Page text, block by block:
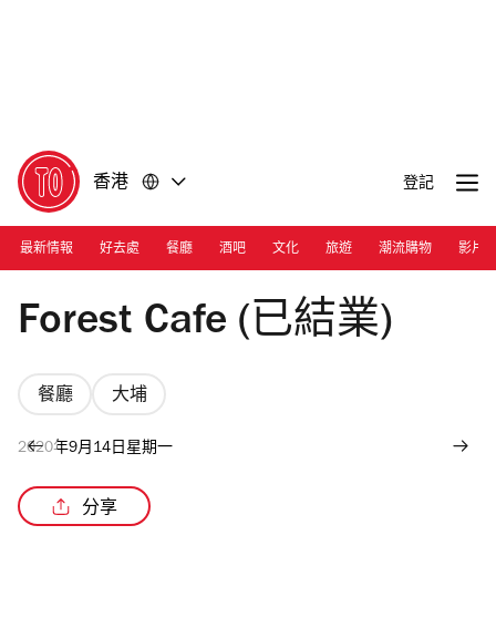
香港 登記
最新情報 好去處 餐廳 酒吧 文化 旅遊 潮流購物 影片
Photograph: Ann Chiu
Forest Cafe (已結業)
餐廳 大埔
2020年9月14日星期一
分享